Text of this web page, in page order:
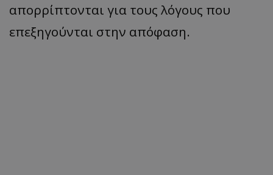
απορρίπτονται για τους λόγους που
επεξηγούνται στην απόφαση.